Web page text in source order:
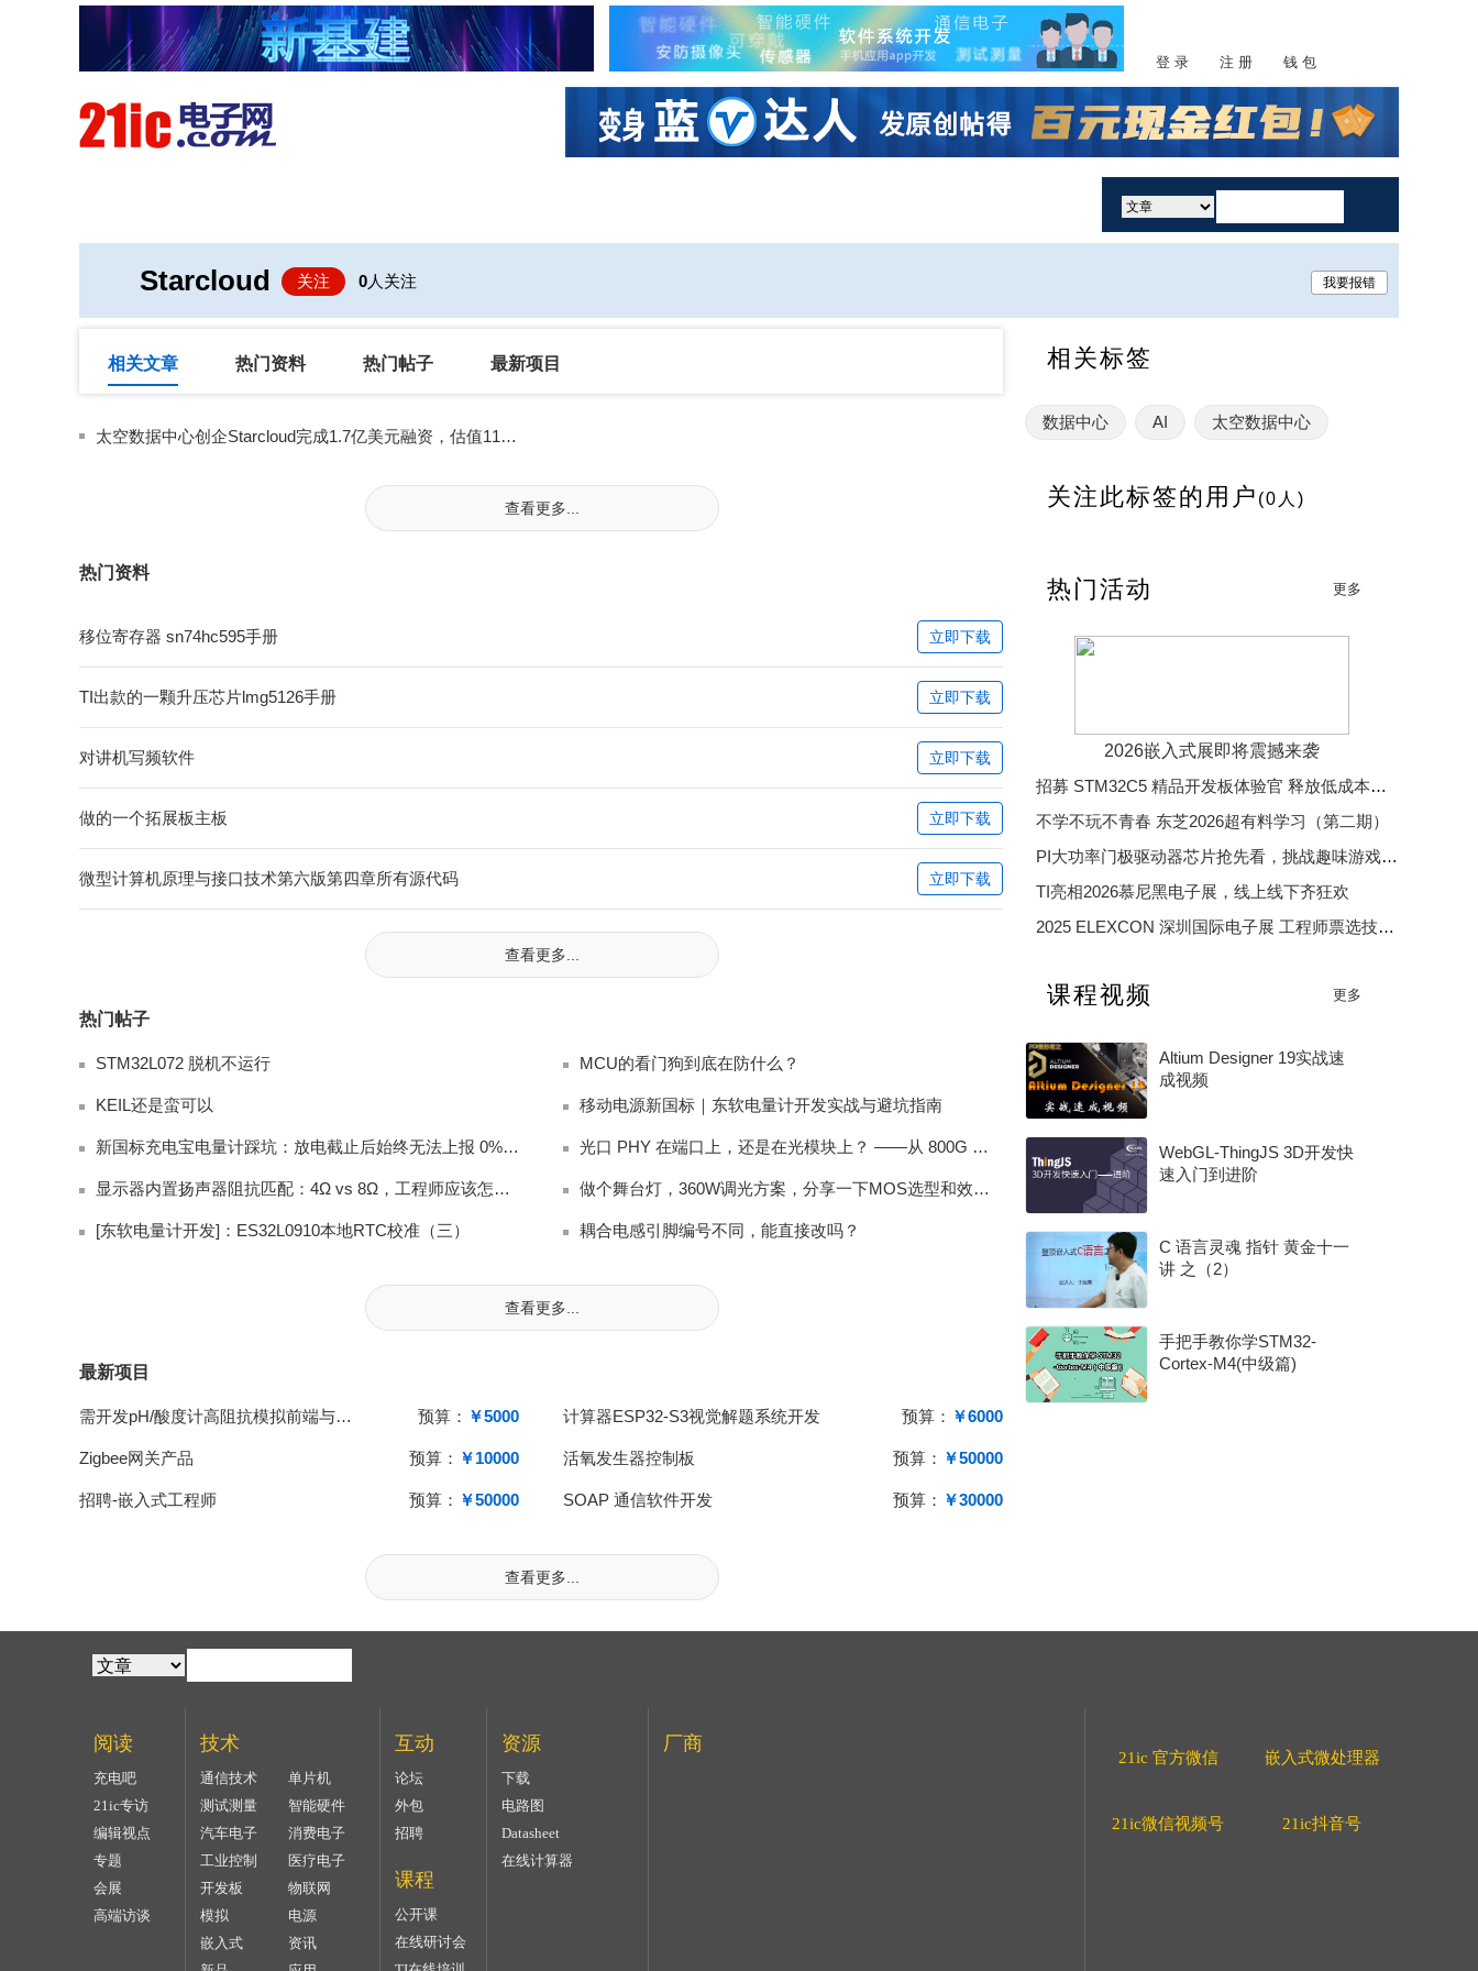
登 录 注 册 钱 包
Starcloud 关注 0人关注 我要报错
相关文章 热门资料 热门帖子 最新项目
太空数据中心创企Starcloud完成1.7亿美元融资，估值11亿美元
查看更多...
热门资料
移位寄存器 sn74hc595手册 立即下载
TI出款的一颗升压芯片lmg5126手册 立即下载
对讲机写频软件 立即下载
做的一个拓展板主板 立即下载
微型计算机原理与接口技术第六版第四章所有源代码 立即下载
查看更多...
热门帖子
STM32L072 脱机不运行 MCU的看门狗到底在防什么？
KEIL还是蛮可以 移动电源新国标｜东软电量计开发实战与避坑指南
新国标充电宝电量计踩坑：放电截止后始终无法上报 0% 电量完整排查 光口 PHY 在端口上，还是在光模块上？ ——从 800G 架构讲起
显示器内置扬声器阻抗匹配：4Ω vs 8Ω，工程师应该怎么选？ 做个舞台灯，360W调光方案，分享一下MOS选型和效率优化
[东软电量计开发]：ES32L0910本地RTC校准（三） 耦合电感引脚编号不同，能直接改吗？
查看更多...
最新项目
需开发pH/酸度计高阻抗模拟前端与单片机系统 预算： ￥5000 计算器ESP32-S3视觉解题系统开发 预算： ￥6000
Zigbee网关产品 预算： ￥10000 活氧发生器控制板 预算： ￥50000
招聘-嵌入式工程师 预算： ￥50000 SOAP 通信软件开发 预算： ￥30000
查看更多...
相关标签
数据中心 AI 太空数据中心
关注此标签的用户 (0人)
热门活动 更多
2026嵌入式展即将震撼来袭
招募 STM32C5 精品开发板体验官 释放低成本、低功耗、高效率开发魅力
不学不玩不青春 东芝2026超有料学习（第二期）
PI大功率门极驱动器芯片抢先看，挑战趣味游戏赢精美好礼
TI亮相2026慕尼黑电子展，线上线下齐狂欢
2025 ELEXCON 深圳国际电子展 工程师票选技术大奖
2025 年度电子产业卓越奖
课程视频 更多
Altium Designer 19实战速
成视频
WebGL-ThingJS 3D开发快
速入门到进阶
C 语言灵魂 指针 黄金十一
讲 之（2）
手把手教你学STM32-
Cortex-M4(中级篇)
阅读
充电吧
21ic专访
编辑视点
专题
会展
高端访谈
技术
通信技术
单片机
测试测量
智能硬件
汽车电子
消费电子
工业控制
医疗电子
开发板
物联网
模拟
电源
嵌入式
资讯
互动
论坛
外包
招聘
课程
公开课
在线研讨会
资源
下载
电路图
Datasheet
在线计算器
厂商
21ic 官方微信 嵌入式微处理器
21ic微信视频号 21ic抖音号